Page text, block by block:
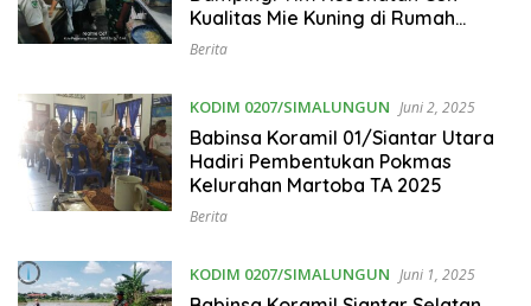
Kualitas Mie Kuning di Rumah
Industri Rumah Tangga
Berita
KODIM 0207/SIMALUNGUN Juni 2, 2025
Babinsa Koramil 01/Siantar Utara
Hadiri Pembentukan Pokmas
Kelurahan Martoba TA 2025
Berita
KODIM 0207/SIMALUNGUN Juni 1, 2025